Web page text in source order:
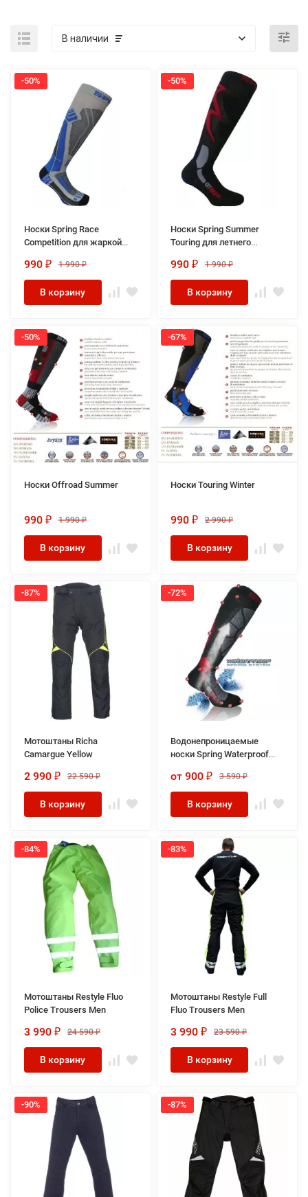
В наличии
-50%
Носки Spring Race
Competition для жаркой
990 ₽ 1 990 ₽
В корзину
-50%
Носки Spring Summer
Touring для летнего
990 ₽ 1 990 ₽
В корзину
-50%
Носки Offroad Summer
990 ₽ 1 990 ₽
В корзину
-67%
Носки Touring Winter
990 ₽ 2 990 ₽
В корзину
-87%
Мотоштаны Richa
Camargue Yellow
2 990 ₽ 22 590 ₽
В корзину
-72%
Водонепроницаемые
носки Spring Waterproof
от 900₽ 3 590 ₽
В корзину
-84%
Мотоштаны Restyle Fluo
Police Trousers Men
3 990 ₽ 24 590 ₽
В корзину
-83%
Мотоштаны Restyle Full
Fluo Trousers Men
3 990 ₽ 23 590 ₽
В корзину
-90% -87%